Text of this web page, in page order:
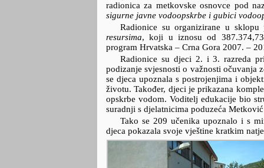
radionica za metkovske osnovce pod
sigurne javne vodoopskrbe i gubici
Radionice su organizirane u
resursima, koji u iznosu od
program Hrvatska – Crna Gora 2007. –
Radionice su djeci 2. i 3. razreda
podizanje svjesnosti o važnosti očuvanja
se djeca upoznala s postrojenjima i
životu. Također, djeci je prikazana
opskrbe vodom. Voditelj edukacije bio
suradnji s djelatnicima poduzeća
Tako se 209 učenika upoznalo i s
djeca pokazala svoje vještine kratkim